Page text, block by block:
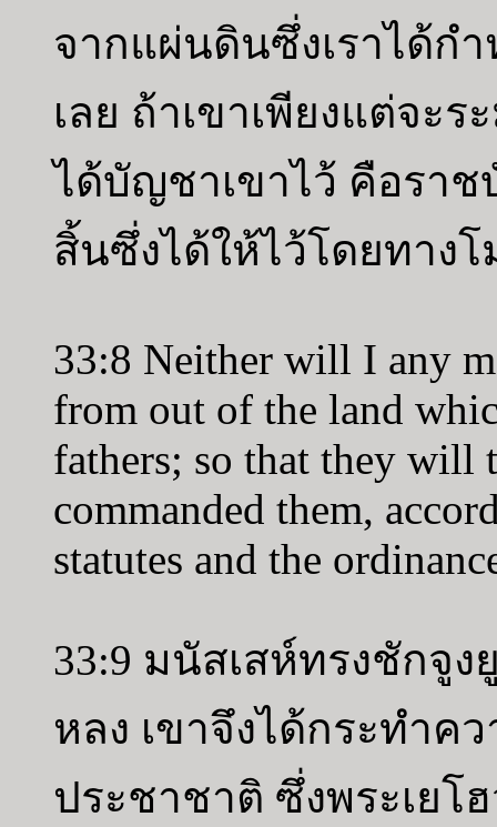
จากแผ่นดินซึ่งเราได้ก
เลย ถ้าเขาเพียงแต่จะร
ได้บัญชาเขาไว้ คือรา
สิ้นซึ่งได้ให้ไว้โดยทางโ
33:8 Neither will I any
from out of the land
fathers; so that they will
commanded them,
statutes and the
33:9 มนัสเสห์ทรงชักจูง
หลง เขาจึงได้กระทำค
ประชาชาติ ซึ่งพระเยโ